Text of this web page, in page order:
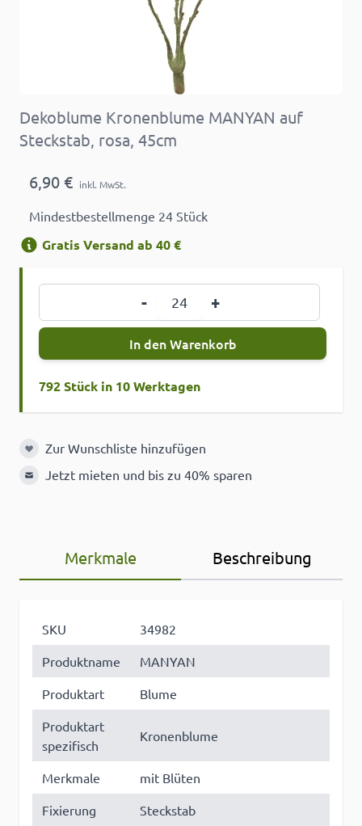
Dekoblume Kronenblume MANYAN auf
Steckstab, rosa, 45cm
6,90 € inkl. MwSt.
Mindestbestellmenge 24 Stück
Gratis Versand ab 40 €
- +
In den Warenkorb
792 Stück in 10 Werktagen
Zur Wunschliste hinzufügen
Zur Wunschliste hinzufügen
Jetzt mieten und bis zu 40% sparen
Merkmale Beschreibung
SKU
34982
Produktname
MANYAN
Produktart
Blume
Produktart
spezifisch
Kronenblume
Merkmale
mit Blüten
Fixierung
Steckstab